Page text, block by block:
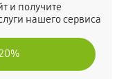
P2 TMP214-53-
и получите
нашего сервиса